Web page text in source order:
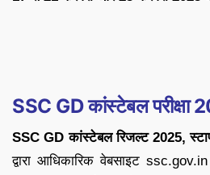
SSC GD कांस्टेबल परीक्षा
SSC GD कांस्टेबल रिजल्ट 2025,
द्वारा आधिकारिक वेबसाइट